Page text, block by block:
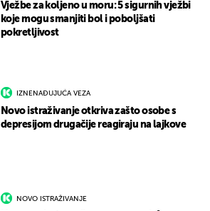
Vježbe za koljeno u moru: 5 sigurnih vježbi
koje mogu smanjiti bol i poboljšati
pokretljivost
IZNENAĐUJUĆA VEZA
Novo istraživanje otkriva zašto osobe s
depresijom drugačije reagiraju na lajkove
NOVO ISTRAŽIVANJE